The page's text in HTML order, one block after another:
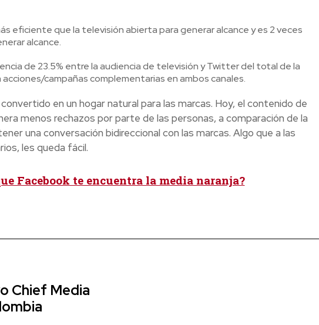
eficiente que la televisión abierta para generar alcance y es 2 veces
alcance.
de 23.5% entre la audiencia de televisión y Twitter del total de la
campañas complementarias en ambos canales.
en un hogar natural para las marcas. Hoy, el contenido de
menos rechazos por parte de las personas, a comparación de la
una conversación bidireccional con las marcas. Algo que a las
les queda fácil.
Facebook te encuentra la media naranja?
Chief Media